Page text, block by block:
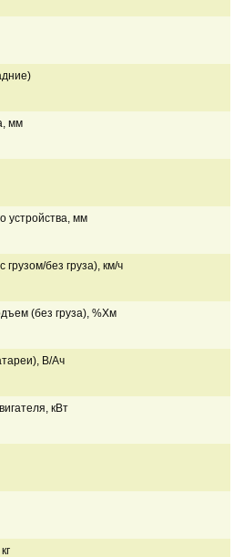
мм
устройства, мм
грузом/без груза), км/ч
(без груза), %Хм
В/Ач
кВт